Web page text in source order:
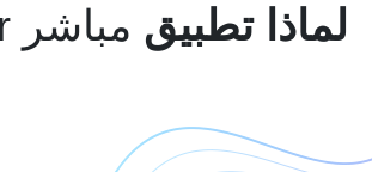
لماذا تطبيق مباشر Mubasher